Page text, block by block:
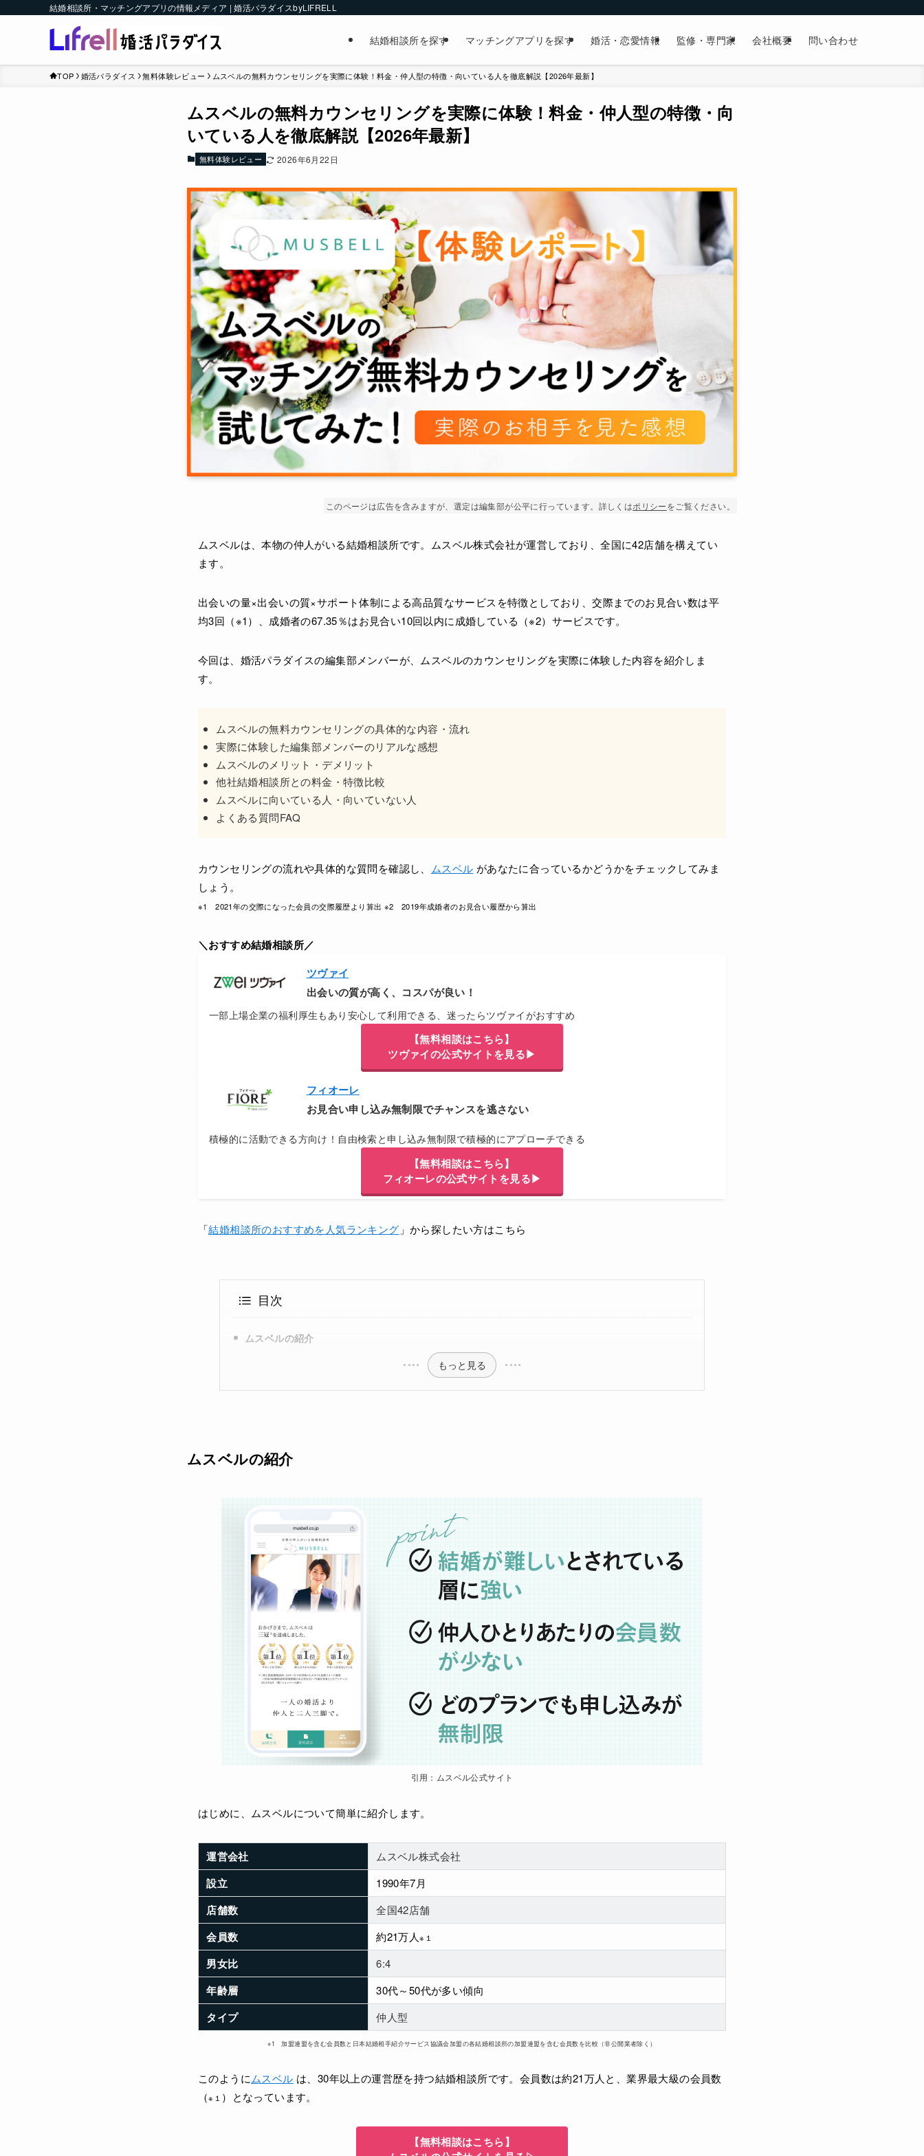
結婚相談所・マッチングアプリの情報メディア | 婚活パラダイスbyLIFRELL
結婚相談所を探す マッチングアプリを探す 婚活・恋愛情報 監修・専門家 会社概要 問い合わせ
TOP 婚活パラダイス 無料体験レビュー ムスベルの無料カウンセリングを実際に体験！料金・仲人型の特徴・向いている人を徹底解説【2026年最新】
ムスベルの無料カウンセリングを実際に体験！料金・仲人型の特徴・向
いている人を徹底解説【2026年最新】
無料体験レビュー 2026年6月22日
このページは広告を含みますが、選定は編集部が公平に行っています。詳しくはポリシーをご覧ください。
ムスベルは、本物の仲人がいる結婚相談所です。ムスベル株式会社が運営しており、全国に42店舗を構えてい
ます。
出会いの量×出会いの質×サポート体制による高品質なサービスを特徴としており、交際までのお見合い数は平
均3回（※1）、成婚者の67.35％はお見合い10回以内に成婚している（※2）サービスです。
今回は、婚活パラダイスの編集部メンバーが、ムスベルのカウンセリングを実際に体験した内容を紹介しま
す。
ムスベルの無料カウンセリングの具体的な内容・流れ
実際に体験した編集部メンバーのリアルな感想
ムスベルのメリット・デメリット
他社結婚相談所との料金・特徴比較
ムスベルに向いている人・向いていない人
よくある質問FAQ
カウンセリングの流れや具体的な質問を確認し、 ムスベル があなたに合っているかどうかをチェックしてみま
しょう。
※1 2021年の交際になった会員の交際履歴より算出 ※2 2019年成婚者のお見合い履歴から算出
＼おすすめ結婚相談所／
ツヴァイ
出会いの質が高く、コスパが良い！
一部上場企業の福利厚生もあり安心して利用できる、迷ったらツヴァイがおすすめ
【無料相談はこちら】
ツヴァイの公式サイトを見る▶
フィオーレ
お見合い申し込み無制限でチャンスを逃さない
積極的に活動できる方向け！自由検索と申し込み無制限で積極的にアプローチできる
【無料相談はこちら】
フィオーレの公式サイトを見る▶
「結婚相談所のおすすめを人気ランキング 」から探したい方はこちら
目次
ムスベルの紹介
もっと見る
ムスベルの紹介
引用：ムスベル公式サイト
はじめに、ムスベルについて簡単に紹介します。
運営会社 ムスベル株式会社
設立 1990年7月
店舗数 全国42店舗
会員数 約21万人※１
男女比 6:4
年齢層 30代～50代が多い傾向
タイプ 仲人型
※1 加盟連盟を含む会員数と日本結婚相手紹介サービス協議会加盟の各結婚相談所の加盟連盟を含む会員数を比較（非公開業者除く）
このように ムスベル は、30年以上の運営歴を持つ結婚相談所です。会員数は約21万人と、業界最大級の会員数
（※１ ）となっています。
【無料相談はこちら】